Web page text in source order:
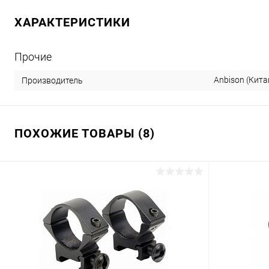
ХАРАКТЕРИСТИКИ
Прочие
Производитель Anbison
ПОХОЖИЕ ТОВАРЫ (8)